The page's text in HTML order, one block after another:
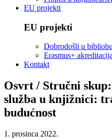
EU projekti
EU projekti
Dobrodošli u
Erasmus+
Kontakt
Osvrt / Stručni
služba u knjižnici:
budućnost
1. prosinca 2022.